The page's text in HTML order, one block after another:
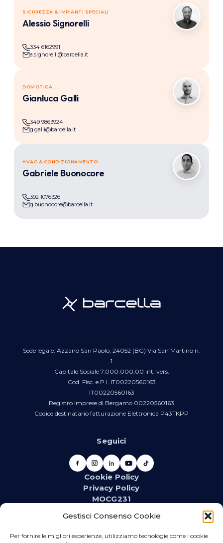
Gestisci Consenso Cookie
Per fornire le migliori esperienze, utilizziamo tecnologie come i cookie
SICUREZZA & IMPIANTI SPECIALI
Alessio Signorelli
334 6162991
a.signorelli@barcella.it
AS
DOMOTICA
Gianluca Galli
349 9863924
g.galli@barcella.it
GG
HVAC & CONDIZIONAMENTO
Gabriele Buonocore
392 1076326
g.buonocore@barcella.it
GB
Sede legale: Azzano San Paolo, 24052 (BG) Via San Martino n.
1
Capitale Sociale 7.000.000,00 int. vers.
Cod. Fisc. e P.I. IT00220560163
IT00220560163
Registro Imprese di Bergamo 00220560163
Codice destinatario fatturazione Elettronica P43TKPP
Seguici
Cookie Policy
Privacy Policy
MOCG231
promozioni, eventi e contenuti dedicati.